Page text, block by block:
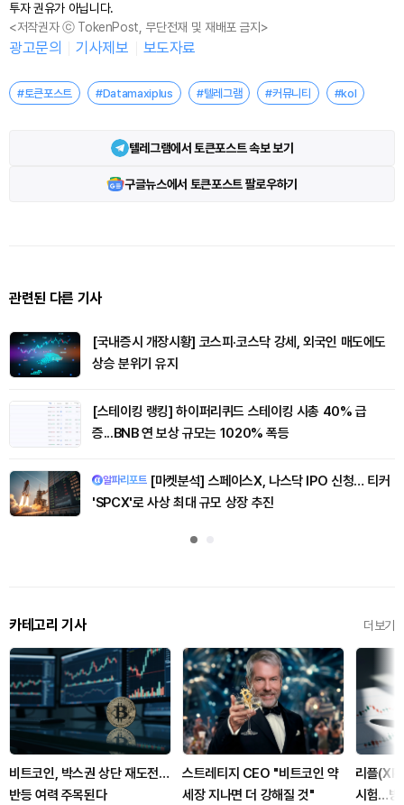
투자 권유가 아닙니다.
<저작권자 ⓒ TokenPost, 무단전재 및 재배포 금지>
광고문의 기사제보 보도자료
#토큰포스트 #Datamaxiplus #텔레그램 #커뮤니티 #kol
텔레그램에서 토큰포스트 속보 보기
구글뉴스에서 토큰포스트 팔로우하기
관련된 다른 기사
[국내증시 개장시황] 코스피·코스닥 강세, 외국인 매도에도
상승 분위기 유지
[스테이킹 랭킹] 하이퍼리퀴드 스테이킹 시총 40% 급
증...BNB 연 보상 규모는 1020% 폭등
알파리포트[마켓분석] 스페이스X, 나스닥 IPO 신청… 티커
'SPCX'로 사상 최대 규모 상장 추진
카테고리 기사 더보기
비트코인, 박스권 상단 재도전…
반등 여력 주목된다
스트레티지 CEO "비트코인 약
세장 지나면 더 강해질 것"
리플
시험…방